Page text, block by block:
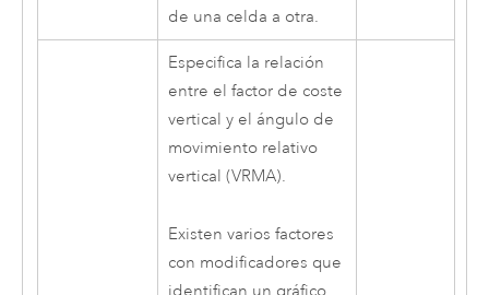
de una celda a otra.
Especifica la relación
entre el factor de coste
vertical y el ángulo de
movimiento relativo
vertical (VRMA).
Existen varios factores
con modificadores que
identifican un gráfico